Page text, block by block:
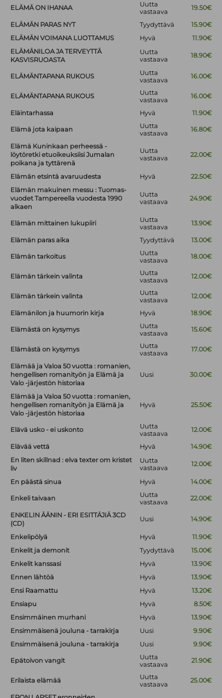
ELÄMÄ ON IHANAA
Uutta
vastaava
19.50€
ELÄMÄN PARAS NYT Tyydyttävä
15.90€
ELÄMÄN VOIMANA LUOTTAMUS
Hyvä
11.90€
ELÄMÄNILOA JA TERVEYTTÄ
KASVISRUOASTA
Uutta
vastaava
18.90€
ELÄMÄNTAPANA RUKOUS
Uutta
vastaava
16.00€
ELÄMÄNTAPANA RUKOUS
Uutta
vastaava
16.00€
Eläintarhassa Hyvä 11.90€
Elämä jota kaipaan
Uutta
vastaava
16.80€
Elämä Kuninkaan perheessä -
löytöretki etuoikeuksiisi Jumalan
poikana ja tyttärenä
Uutta
vastaava
22.00€
Elämän etsintä avaruudesta Hyvä
22.50€
Elämän makuinen messu : Tuomas-
vuodet Tampereella vuodesta 1990
alkaen
Uutta
vastaava
24.90€
Elämän mittainen lukupiiri
Uutta
vastaava
13.90€
Elämän paras aika Tyydyttävä 13.00€
Elämän tarkoitus
Uutta
vastaava
18.00€
Elämän tärkein valinta
Uutta
vastaava
12.00€
Elämän tärkein valinta
Uutta
vastaava
12.00€
Elämänilon ja huumorin kirja Hyvä 18.90€
Elämästä on kysymys
Uutta
vastaava
15.60€
Elämästä on kysymys
Uutta
vastaava
17.00€
Elämää ja Valoa 50 vuotta : romanien,
hengellisen romanityön ja Elämä ja
Valo -järjestön historiaa
Uusi 30.00€
Elämää ja Valoa 50 vuotta : romanien,
hengellisen romanityön ja Elämä ja
Valo -järjestön historiaa
Hyvä 25.50€
Elävä usko - ei uskonto
Uutta
vastaava
12.00€
Elävää vettä Hyvä
14.90€
En liten skillnad : elva texter om kristet
liv
Uutta
vastaava
12.00€
En päästä sinua Hyvä 14.00€
Enkeli taivaan
Uutta
vastaava
22.00€
ENKELIN ÄÄNIN - ERI ESITTÄJIÄ 3CD
(CD)
Uusi 14.90€
Enkelipölyä Hyvä
11.90€
Enkelit ja demonit
Tyydyttävä
15.00€
Enkelit kanssasi
Hyvä
13.90€
Ennen lähtöä
Hyvä
13.90€
Ensi Raamattu
Hyvä
13.20€
Ensiapu
Hyvä
8.50€
Ensimmäinen murhani
Hyvä
13.90€
Ensimmäisenä jouluna - tarrakirja
Uusi
9.90€
Ensimmäisenä jouluna - tarrakirja
Uusi 9.90€
Epätoivon vangit
Uutta
vastaava
21.90€
Erilaista elämää
Uutta
vastaava
25.00€